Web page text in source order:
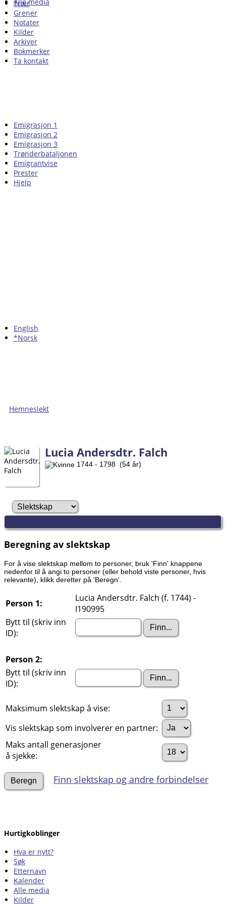
Trær
Grener
Notater
Kilder
Arkiver
Bokmerker
Ta kontakt
Emigrasjon 1
Emigrasjon 2
Emigrasjon 3
Trønderbataljonen
Emigrantvise
Prester
Hjelp
English
*Norsk
Hemneslekt
Lucia Andersdtr. Falch
1744 - 1798 (54 år)
Beregning av slektskap
For å vise slektskap mellom to personer, bruk 'Finn' knappene
nedenfor til å angi to personer (eller behold viste personer, hvis
relevante), klikk deretter på 'Beregn'.
Person 1:
Lucia Andersdtr. Falch (f. 1744) -
I190995
Bytt til (skriv inn
ID):
Person 2:
Bytt til (skriv inn
ID):
Maksimum slektskap å vise:
Vis slektskap som involverer en partner:
Maks antall generasjoner
å sjekke:
Finn slektskap og andre forbindelser
Hurtigkoblinger
Hva er nytt?
Søk
Etternavn
Kalender
Alle media
Kilder